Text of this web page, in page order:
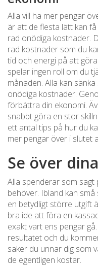
Alla vill ha mer pengar
är att de flesta lätt kan
rad onödiga kostnader.
rad kostnader som du
tid och energi på att
spelar ingen roll om du
månaden. Alla kan
onödiga kostnader.
förbättra din ekonomi.
snabbt göra en stor
ett antal tips på hur du
mer pengar över i slutet
Se över
Alla spenderar som sagt
behöver. Ibland kan
en betydligt större utgift
bra ide att föra en
exakt vart ens pengar
resultatet och du
saker du unnar dig som
de egentligen kostar.